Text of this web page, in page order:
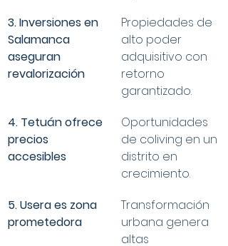
3. Inversiones en
Salamanca
aseguran
revalorización
Propiedades de
alto poder
adquisitivo con
retorno
garantizado.
4. Tetuán ofrece
precios
accesibles
Oportunidades
de coliving en un
distrito en
crecimiento.
5. Usera es zona
prometedora
Transformación
urbana genera
altas